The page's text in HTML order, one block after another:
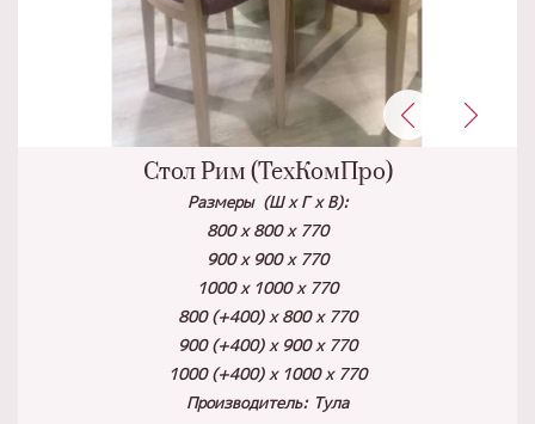
Стол Рим (ТехКомПро)
Размеры (Ш х Г х В):
800 х 800 х 770
900 х 900 х 770
1000 х 1000 х 770
800 (+400) х 800 х 770
900 (+400) х 900 х 770
1000 (+400) х 1000 х 770
Производитель: Тула